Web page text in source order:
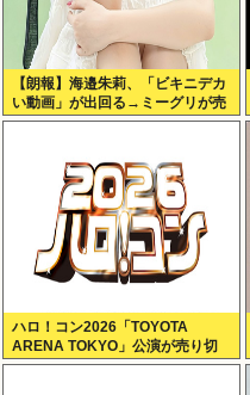
【朗報】海邉朱莉、「ビキニデカ
い動画」が出回る→ミーグリが売
れるwww
ハロ！コン2026「TOYOTA
ARENA TOKYO」公演が売り切
れない